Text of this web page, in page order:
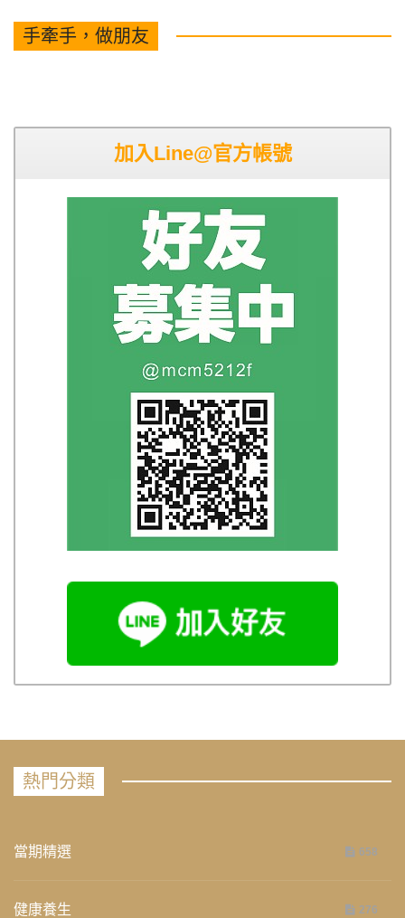
手牽手，做朋友
加入Line@官方帳號
熱門分類
當期精選 658
健康養生 276